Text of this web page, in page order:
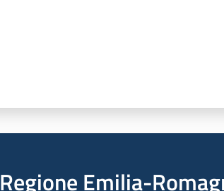
Regione Emilia-